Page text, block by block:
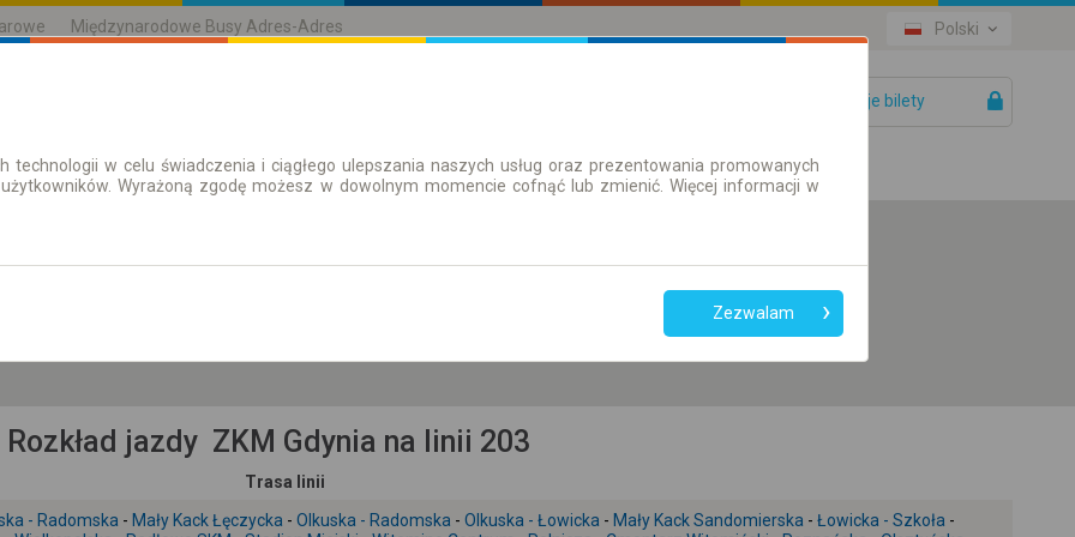
Międzynarodowe Busy Adres-Adres Polski
Twoje bilety
| Bilety Bilety okresowe
przesiadek
Tylko bilet online
Rozkład jazdy ZKM Gdynia na linii 203
Trasa linii
- Radomska - Mały Kack Łęczycka - Olkuska - Radomska - Olkuska - Łowicka - Mały Kack Sandomierska - Łowicka - Szkoła -
technologii w celu świadczenia i ciągłego ulepszania naszych usług oraz prezentowania promowanych
Wyrażoną zgodę możesz w dowolnym momencie cofnąć lub zmienić. Więcej informacji w
Zezwalam